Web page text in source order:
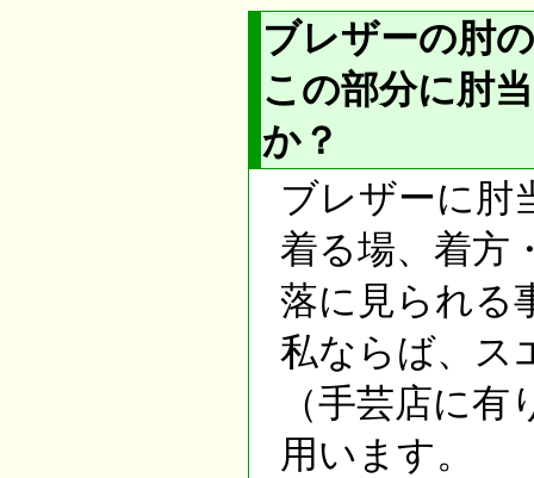
ブレザーの肘
この部分に肘
か？
ブレザーに肘
着る場、着方
落に見られる
私ならば、ス
（手芸店に
用います。